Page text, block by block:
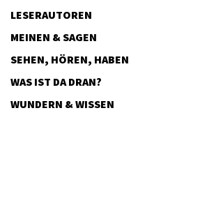
LESERAUTOREN
MEINEN & SAGEN
SEHEN, HÖREN, HABEN
WAS IST DA DRAN?
WUNDERN & WISSEN